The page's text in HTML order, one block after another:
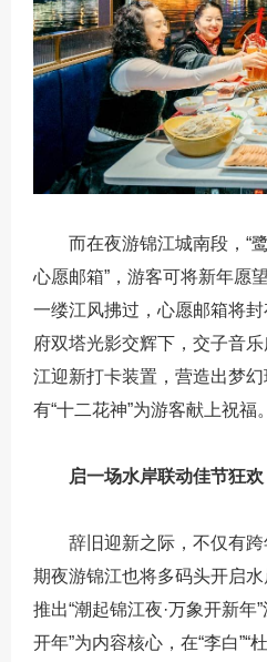
而在夜游锦江城南段，“
心愿邮箱”，游客可将新年愿
一缕江风拂过，心愿邮箱将
府双塔光影交辉下，交子音
江迎新打卡装置，营造出梦
有“十二花神”为游客献上祝福。
启一场水岸联动佳节狂欢
辞旧迎新之际，不仅有
期夜游锦江也将多码头开启
推出“潮起锦江夜·万象开新年
开年”为内容核心，在“李白”“